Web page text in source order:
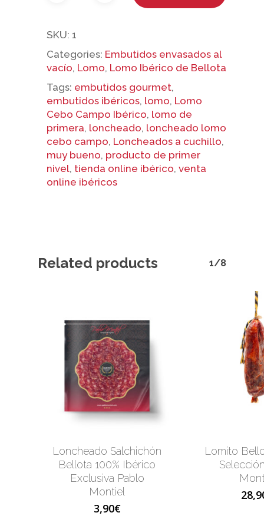
No
SKU: 1
Categories: Embutidos envasados al
vacío, Lomo, Lomo Ibérico de Bellota
Tags: embutidos gourmet,
embutidos ibéricos, lomo, Lomo
Cebo Campo Ibérico, lomo de
primera, loncheado, loncheado lomo
cebo campo, Loncheados a cuchillo,
muy bueno, producto de primer
nivel, tienda online ibérico, venta
online ibéricos
Related products 1/8
Loncheado Salchichón
Bellota 100% Ibérico
Exclusiva Pablo
Montiel
3,90€
Lomito